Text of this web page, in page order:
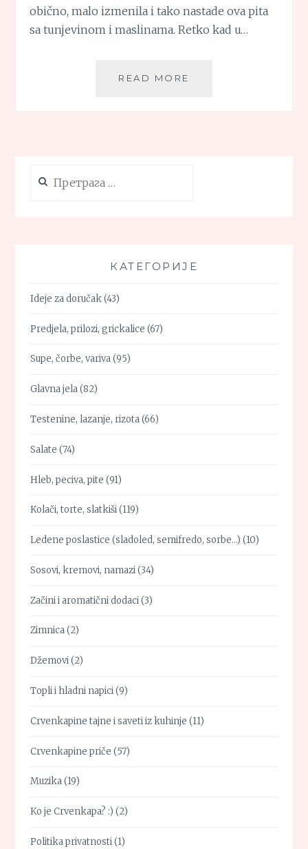
obično, malo izmenila i tako nastade ova pita
sa tunjevinom i maslinama. Retko kad u…
READ MORE
за:
КАТЕГОРИЈЕ
Ideje za doručak(43)
Predjela, prilozi, grickalice (67)
Supe, čorbe, variva(95)
Glavna jela(82)
Testenine, lazanje, rizota(66)
Salate (74)
Hleb, peciva, pite (91)
Kolači, torte, slatkiši(119)
Ledene poslastice (sladoled, semifredo, sorbe…) (10)
Sosovi, kremovi, namazi(34)
Začini i aromatični dodaci(3)
Zimnica(2)
Džemovi(2)
Topli i hladni napici(9)
Crvenkapine tajne i saveti iz kuhinje (11)
Crvenkapine priče (57)
Muzika(19)
Ko je Crvenkapa? :) (2)
Politika privatnosti(1)